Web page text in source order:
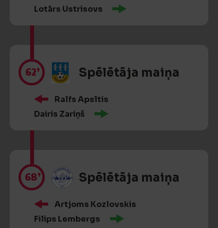
Lotārs Ustrisovs
62’ Spēlētāja maiņa
Ralfs Apsītis
Dairis Zariņš
68’ Spēlētāja maiņa
Artjoms Kozlovskis
Filips Lembergs